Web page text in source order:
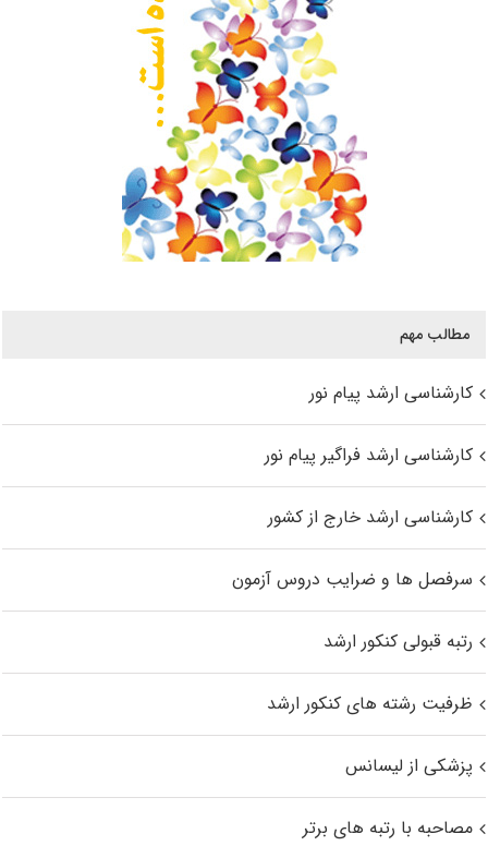
مطالب مهم
کارشناسی ارشد پیام نور
کارشناسی ارشد فراگیر پیام نور
کارشناسی ارشد خارج از کشور
سرفصل ها و ضرایب دروس آزمون
رتبه قبولی کنکور ارشد
ظرفیت رشته های کنکور ارشد
پزشکی از لیسانس
مصاحبه با رتبه های برتر